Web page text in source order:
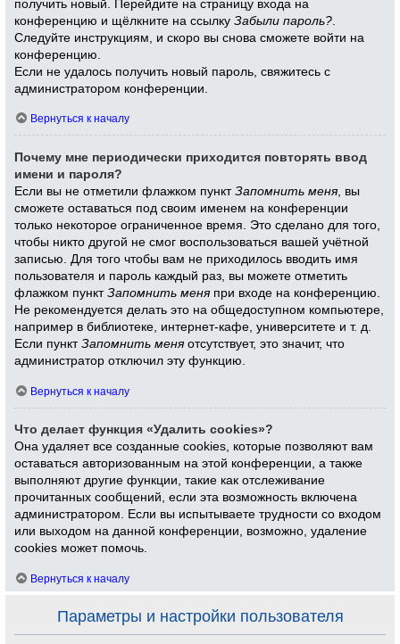
получить новый. Перейдите на страницу входа на
конференцию и щёлкните на ссылкуЗабыли пароль?
Следуйте инструкциям, и скоро вы снова сможете войти на
конференцию.
Если не удалось получить новый пароль, свяжитесь с
администратором конференции.
Вернуться к началу
Почему мне периодически приходится повторять ввод
имени и пароля?
Если вы не отметили флажком пунктЗапомнить меня , вы
сможете оставаться под своим именем на конференции
только некоторое ограниченное время. Это сделано для того,
чтобы никто другой не смог воспользоваться вашей учётной
записью. Для того чтобы вам не приходилось вводить имя
пользователя и пароль каждый раз, вы можете отметить
флажком пунктЗапомнить меня при входе на конференцию.
Не рекомендуется делать это на общедоступном компьютере,
например в библиотеке, интернет-кафе, университете и т. д.
Если пунктЗапомнить меня отсутствует, это значит, что
администратор отключил эту функцию.
Вернуться к началу
Что делает функция «Удалить cookies»?
Она удаляет все созданные cookies, которые позволяют вам
оставаться авторизованным на этой конференции, а также
выполняют другие функции, такие как отслеживание
прочитанных сообщений, если эта возможность включена
администратором. Если вы испытываете трудности со входом
или выходом на данной конференции, возможно, удаление
cookies может помочь.
Вернуться к началу
Параметры и настройки пользователя